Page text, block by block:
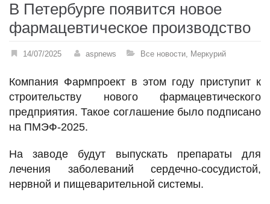
В Петербурге появится новое
фармацевтическое производство
14/07/2025 aspnews Все новости, Меркурий
Компания Фармпроект в этом году приступит к
строительству нового фармацевтического
предприятия. Такое соглашение было подписано
на ПМЭФ-2025.
На заводе будут выпускать препараты для
лечения заболеваний сердечно-сосудистой,
нервной и пищеварительной системы.